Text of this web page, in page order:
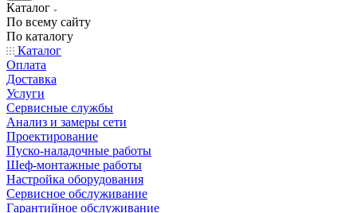
Каталог
По всему сайту
По каталогу
Каталог
Оплата
Доставка
Услуги
Сервисные службы
Анализ и замеры сети
Проектирование
Пуско-наладочные работы
Шеф-монтажные работы
Настройка оборудования
Сервисное обслуживание
Гарантийное обслуживание